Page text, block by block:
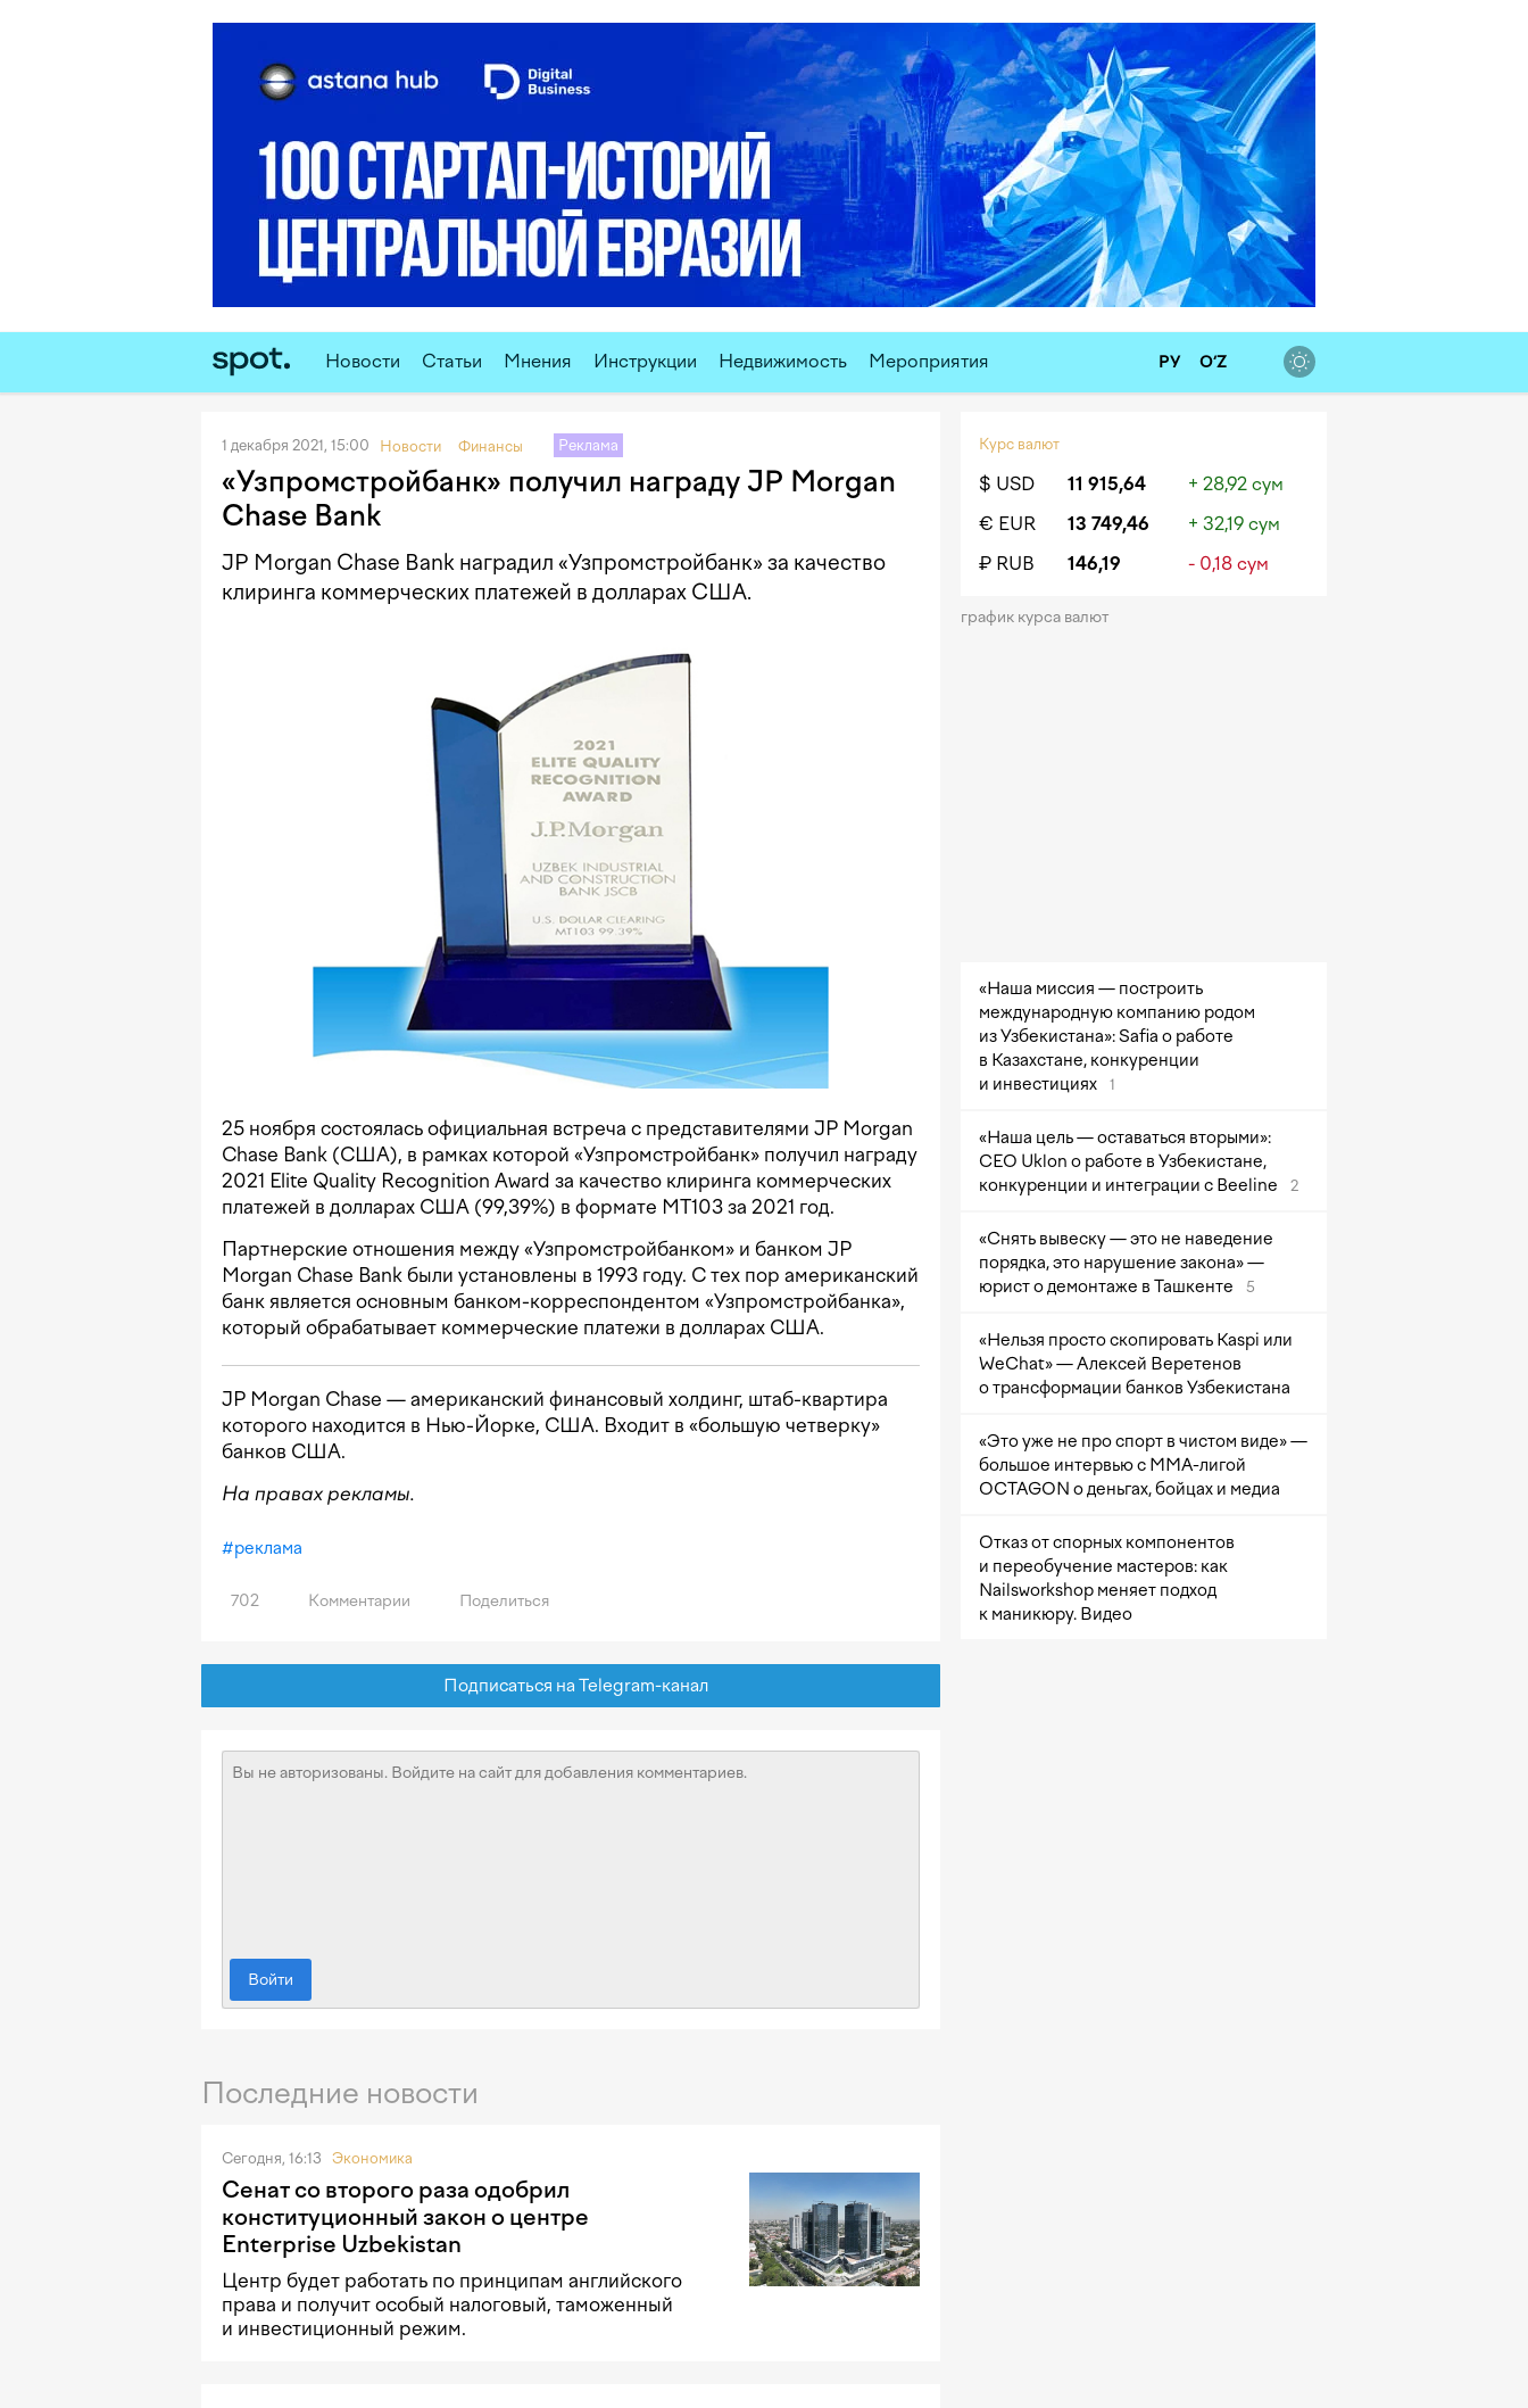
Новости Статьи Мнения Инструкции Недвижимость Мероприятия РУ O‘Z
1 декабря 2021, 15:00 Новости Финансы Реклама
«Узпромстройбанк» получил награду JP Morgan
Chase Bank
JP Morgan Chase Bank наградил «Узпромстройбанк» за качество
клиринга коммерческих платежей в долларах США.
25 ноября состоялась официальная встреча с представителями JP Morgan
Chase Bank (США), в рамках которой «Узпромстройбанк» получил награду
2021 Elite Quality Recognition Award за качество клиринга коммерческих
платежей в долларах США (99,39%) в формате MT103 за 2021 год.
Партнерские отношения между «Узпромстройбанком» и банком JP
Morgan Chase Bank были установлены в 1993 году. С тех пор американский
банк является основным банком-корреспондентом «Узпромстройбанка»,
который обрабатывает коммерческие платежи в долларах США.
JP Morgan Chase — американский финансовый холдинг, штаб-квартира
которого находится в Нью-Йорке, США. Входит в «большую четверку»
банков США.
На правах рекламы.
#реклама
702 Комментарии Поделиться
Подписаться на Telegram-канал
Войти
Последние новости
Сегодня, 16:13 Экономика
Сенат со второго раза одобрил
конституционный закон о центре
Enterprise Uzbekistan
Центр будет работать по принципам английского
права и получит особый налоговый, таможенный
и инвестиционный режим.
Курс валют
$ USD 11 915,64
+ 28,92 сум
€ EUR
13 749,46
+ 32,19 сум
₽ RUB
146,19 - 0,18 сум
график курса валют
«Наша миссия — построить
международную компанию родом
из Узбекистана»: Safia о работе
в Казахстане, конкуренции
и инвестициях
1
«Наша цель — оставаться вторыми»:
CEO Uklon о работе в Узбекистане,
конкуренции и интеграции с Beeline
2
«Снять вывеску — это не наведение
порядка, это нарушение закона» —
юрист о демонтаже в Ташкенте
5
«Нельзя просто скопировать Kaspi или
WeChat» — Алексей Веретенов
о трансформации банков Узбекистана
«Это уже не про спорт в чистом виде» —
большое интервью с ММА-лигой
OCTAGON о деньгах, бойцах и медиа
Отказ от спорных компонентов
и переобучение мастеров: как
Nailsworkshop меняет подход
к маникюру. Видео